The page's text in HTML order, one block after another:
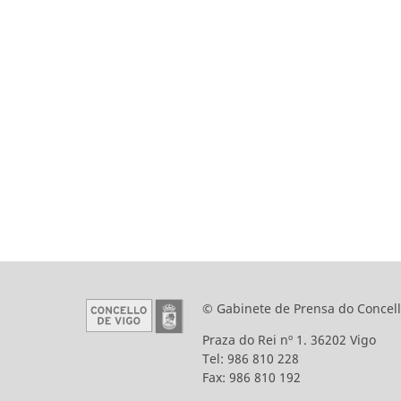
© Gabinete de Prensa do
Praza do Rei nº 1. 36202 Vigo
Tel: 986 810 228
Fax: 986 810 192